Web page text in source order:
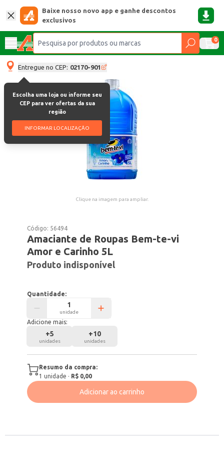
Baixe nosso novo app e ganhe descontos
exclusivos
0
Entregue no CEP: 02170-901
Escolha uma loja ou informe seu
CEP para ver ofertas da sua
região
INFORMAR LOCALIZAÇÃO
Clique na imagem para ampliar.
Código: 56494
Amaciante de Roupas Bem-te-vi
Amor e Carinho 5L
Produto indisponível
Quantidade:
unidade
Adicione mais:
+5
unidades
+10
unidades
Resumo da compra:
1 unidade · R$ 0,00
Adicionar ao carrinho